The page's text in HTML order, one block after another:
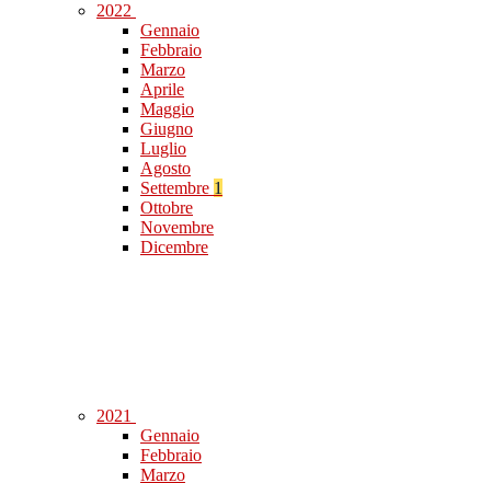
2022
Gennaio
Febbraio
Marzo
Aprile
Maggio
Giugno
Luglio
Agosto
Settembre 1
Ottobre
Novembre
Dicembre
2021
Gennaio
Febbraio
Marzo